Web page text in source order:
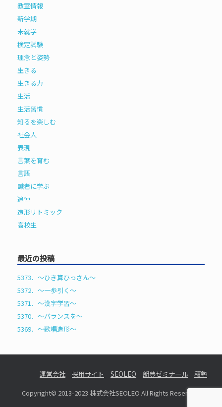
教室情報
新学期
未就学
検定試験
理念と姿勢
生きる
生きる力
生活
生活習慣
知るを楽しむ
社会人
表現
言葉を育む
言語
識者に学ぶ
追悼
造形リトミック
高校生
最近の投稿
5373．～ひき算ひっさん〜
5372．～一歩引く〜
5371．～漢字学習〜
5370．～バランスを〜
5369．～歌唱造形〜
運営会社 採用サイト SEOLEO 朗豊ゼミナール 積塾
Copyright© 2013-2023 株式会社SEOLEO All Rights Reserved.